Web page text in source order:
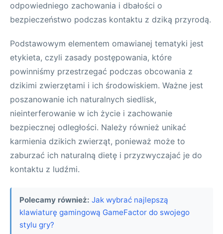
odpowiedniego zachowania i dbałości o
bezpieczeństwo podczas kontaktu z dziką przyrodą.
Podstawowym elementem omawianej tematyki jest
etykieta, czyli zasady postępowania, które
powinniśmy przestrzegać podczas obcowania z
dzikimi zwierzętami i ich środowiskiem. Ważne jest
poszanowanie ich naturalnych siedlisk,
nieinterferowanie w ich życie i zachowanie
bezpiecznej odległości. Należy również unikać
karmienia dzikich zwierząt, ponieważ może to
zaburzać ich naturalną dietę i przyzwyczajać je do
kontaktu z ludźmi.
Polecamy również: Jak wybrać najlepszą
klawiaturę gamingową GameFactor do swojego
stylu gry?